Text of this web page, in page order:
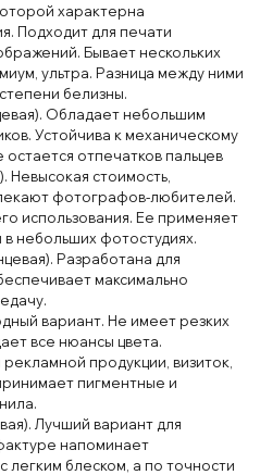
характерна
Подходит для печати
Бывает нескольких
ультра. Разница между ними
белизны.
Обладает небольшим
Устойчива к механическому
отпечатков пальцев
Невысокая стоимость,
фотографов-любителей.
использования. Ее применяет
небольших фотостудиях.
Разработана для
максимально
вариант. Не имеет резких
все нюансы цвета.
продукции, визиток,
пигментные и
Лучший вариант для
напоминает
легким блеском, а по точности